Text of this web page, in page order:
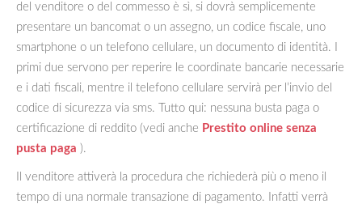
del venditore o del commesso è sì, si dovrà semplicemente
presentare un bancomat o un assegno, un codice fiscale, uno
smartphone o un telefono cellulare, un documento di identità. I
primi due servono per reperire le coordinate bancarie necessarie
e i dati fiscali, mentre il telefono cellulare servirà per l’invio del
codice di sicurezza via sms. Tutto qui: nessuna busta paga o
certificazione di reddito (vedi anche Prestito online senza
pusta paga ).
Il venditore attiverà la procedura che richiederà più o meno il
tempo di una normale transazione di pagamento. Infatti verrà